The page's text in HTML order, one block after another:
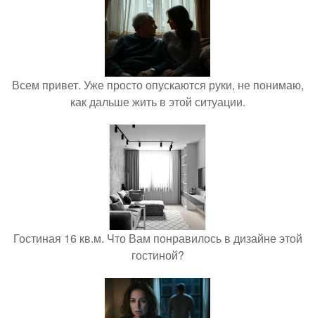
Всем привет. Уже просто опускаются руки, не понимаю,
как дальше жить в этой ситуации.
Гостиная 16 кв.м. Что Вам понравилось в дизайне этой
гостиной?